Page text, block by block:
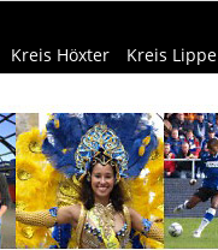
Kreis Höxter Kreis Lippe